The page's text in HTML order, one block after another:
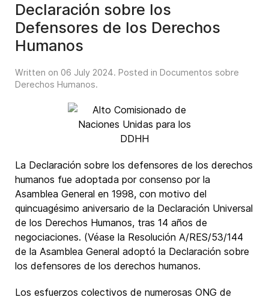
Declaración sobre los
Defensores de los Derechos
Humanos
Written on 06 July 2024. Posted in Documentos sobre
Derechos Humanos.
La Declaración sobre los defensores de los derechos
humanos fue adoptada por consenso por la
Asamblea General en 1998, con motivo del
quincuagésimo aniversario de la Declaración Universal
de los Derechos Humanos, tras 14 años de
negociaciones. (Véase la Resolución A/RES/53/144
de la Asamblea General adoptó la Declaración sobre
los defensores de los derechos humanos.
Los esfuerzos colectivos de numerosas ONG de